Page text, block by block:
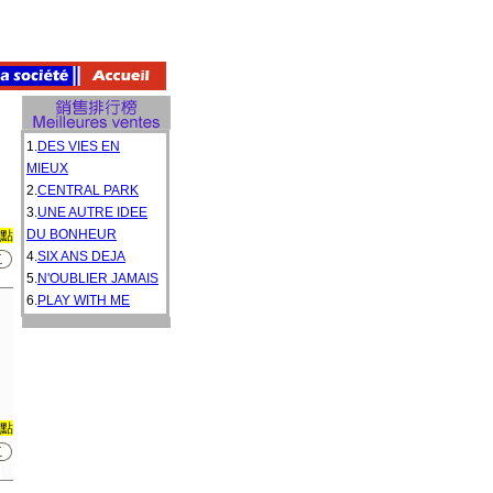
1.DES VIES EN
MIEUX
2.CENTRAL PARK
3.UNE AUTRE IDEE
DU BONHEUR
4.SIX ANS DEJA
5.N'OUBLIER JAMAIS
6.PLAY WITH ME